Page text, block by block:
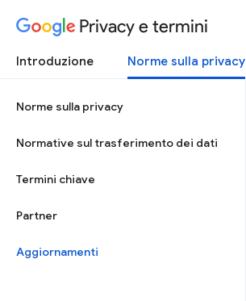
Privacy e termini
Introduzione Norme sulla privacy
Norme sulla privacy
Normative sul trasferimento dei dati
Termini chiave
Partner
Aggiornamenti